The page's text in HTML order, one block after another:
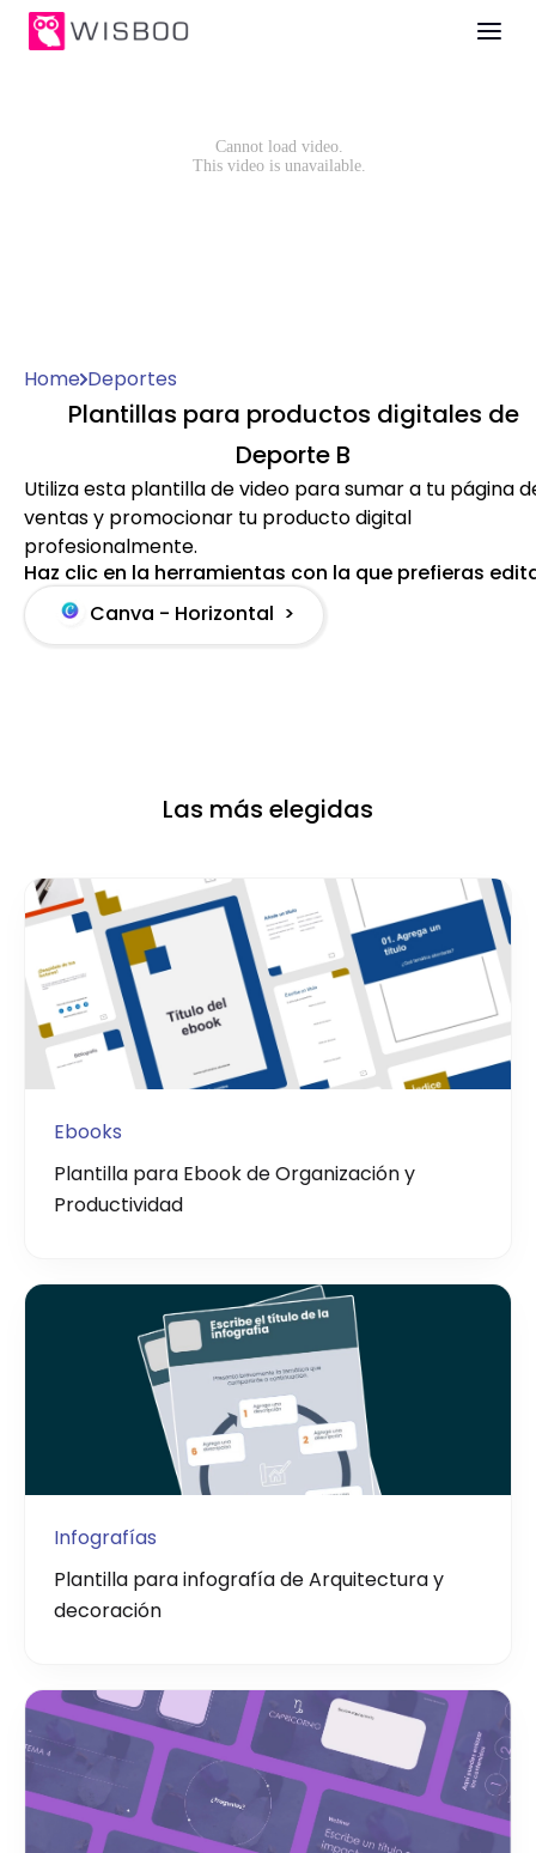
Home Deportes
Plantillas para productos digitales de
Deporte B
Utiliza esta plantilla de video para sumar a tu página
ventas y promocionar tu producto digital
profesionalmente.
Haz clic en la herramientas con la que prefieras
Canva - Horizontal >
Las más elegidas
Ebooks
Plantilla para Ebook de Organización y
Productividad
Infografías
Plantilla para infografía de Arquitectura y
decoración